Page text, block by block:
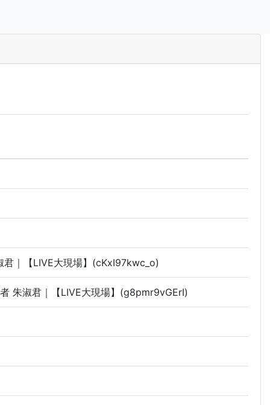
｜【LIVE大現場】(cKxI97kwc_o)
朱淑君｜【LIVE大現場】(g8pmr9vGErI)